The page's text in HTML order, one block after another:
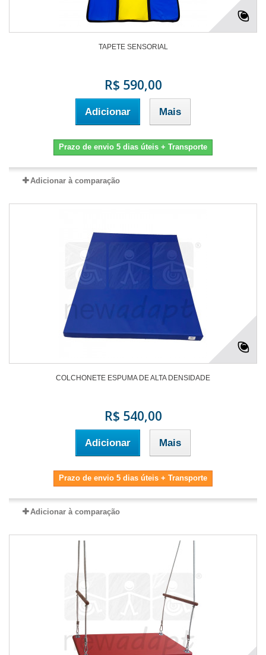
TAPETE SENSORIAL
R$ 590,00
Adicionar Mais
Prazo de envio 5 dias úteis + Transporte
Adicionar à comparação
COLCHONETE ESPUMA DE ALTA DENSIDADE
R$ 540,00
Adicionar Mais
Prazo de envio 5 dias úteis + Transporte
Adicionar à comparação